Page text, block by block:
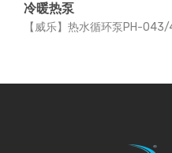
冷暖热泵
【威乐】热水循环泵PH-